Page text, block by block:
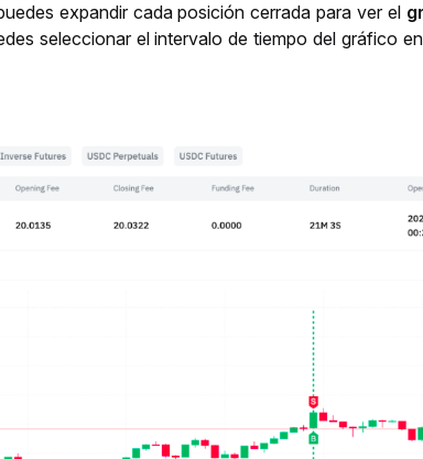
expandir cada posición cerrada para ver el
seleccionar el intervalo de tiempo del gráfico